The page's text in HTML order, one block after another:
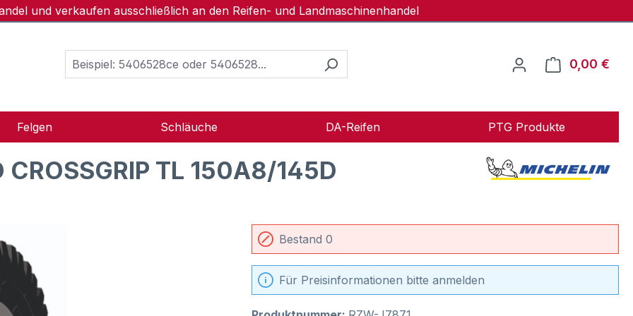
und verkaufen ausschließlich an den Reifen- und Landmaschinenhandel
0,00 €
Felgen Schläuche DA-Reifen PTG Produkte
TL 150A8/145D
Bestand 0
Für Preisinformationen bitte anmelden